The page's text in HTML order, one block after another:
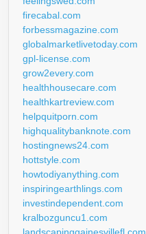
firecabal.com
forbessmagazine.com
globalmarketlivetoday.com
gpl-license.com
grow2every.com
healthhousecare.com
healthkartreview.com
helpquitporn.com
highqualitybanknote.com
hostingnews24.com
hottstyle.com
howtodiyanything.com
inspiringearthlings.com
investindependent.com
kralbozguncu1.com
landscapinggainesvillefl.com